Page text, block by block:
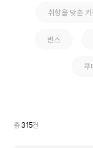
취향을 맞춘
반스
푸
총 315건